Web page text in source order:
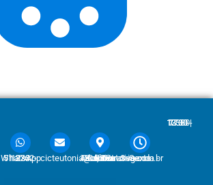
51 3762-1233 WhatsAppcicteutonia@cicteutonia.com.br
Rua Um Sul, 77 - Centro Administrativo Teutônia - RS Segunda - Sexta
7:30 - 12:00 | 13:30 - 17:30